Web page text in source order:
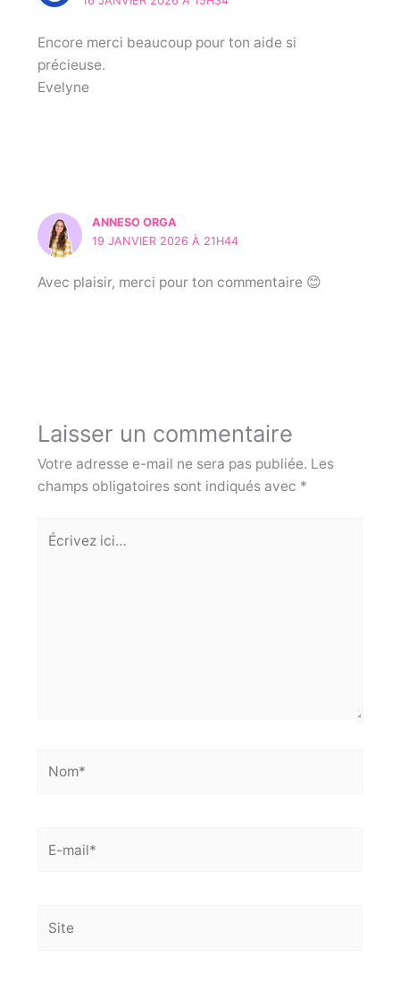
Encore merci beaucoup pour ton aide si
précieuse.
Evelyne
ANNESO ORGA
19 JANVIER 2026 À 21H44
Avec plaisir, merci pour ton commentaire 😊
Laisser un commentaire
Votre adresse e-mail ne sera pas publiée. Les
champs obligatoires sont indiqués avec *
Écrivez
ici…
mail*